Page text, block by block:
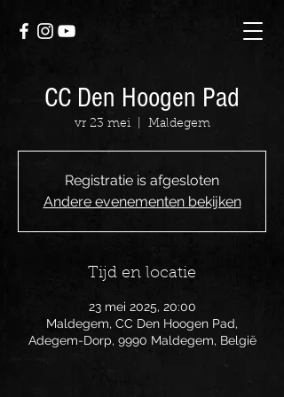
CC Den Hoogen Pad
vr 23 mei
  |
Maldegem
Registratie is afgesloten
Andere evenementen bekijken
Tijd en locatie
23 mei 2025, 20:00
Maldegem, CC Den Hoogen Pad,
Adegem-Dorp, 9990 Maldegem, België